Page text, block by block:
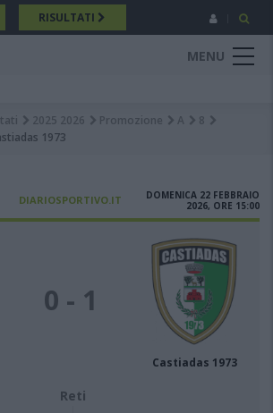
RISULTATI
MENU
2025 2026 Promozione A
8
1973
DIARIOSPORTIVO.IT
DOMENICA 22 FEBBRAIO
2026, ORE 15:00
0 - 1
Castiadas 1973
Reti